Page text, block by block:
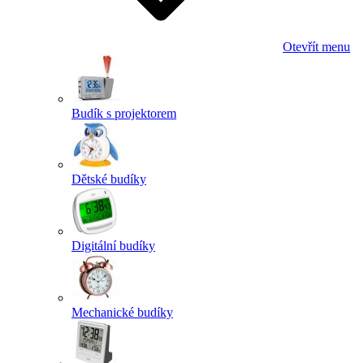
Otevřít menu
Budík s projektorem
Dětské budíky
Digitální budíky
Mechanické budíky